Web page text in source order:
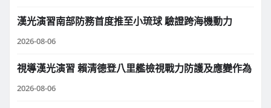
漢光演習南部防務首度推至小琉球 驗證跨海機動力
2026-08-06
視導漢光演習 賴清德登八里艦檢視戰力防護及應變作為
2026-08-06